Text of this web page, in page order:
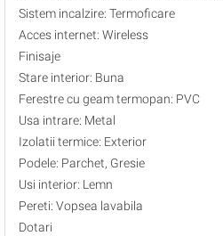
Sistem incalzire: Termoficare
Acces internet: Wireless
Finisaje
Stare interior: Buna
Ferestre cu geam termopan: PVC
Usa intrare: Metal
Izolatii termice: Exterior
Podele: Parchet, Gresie
Usi interior: Lemn
Pereti: Vopsea lavabila
Dotari